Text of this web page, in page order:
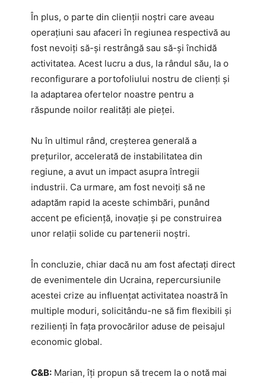
În plus, o parte din clienții noștri care aveau
operațiuni sau afaceri în regiunea respectivă au
fost nevoiți să-și restrângă sau să-și închidă
activitatea. Acest lucru a dus, la rândul său, la o
reconfigurare a portofoliului nostru de clienți și
la adaptarea ofertelor noastre pentru a
răspunde noilor realități ale pieței.
Nu în ultimul rând, creșterea generală a
prețurilor, accelerată de instabilitatea din
regiune, a avut un impact asupra întregii
industrii. Ca urmare, am fost nevoiți să ne
adaptăm rapid la aceste schimbări, punând
accent pe eficiență, inovație și pe construirea
unor relații solide cu partenerii noștri.
În concluzie, chiar dacă nu am fost afectați direct
de evenimentele din Ucraina, repercursiunile
acestei crize au influențat activitatea noastră în
multiple moduri, solicitându-ne să fim flexibili și
rezilienți în fața provocărilor aduse de peisajul
economic global.
C&B: Marian, îți propun să trecem la o notă mai